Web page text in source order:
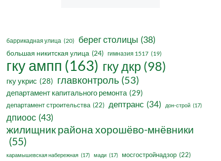
баррикадная улица (20) берег столицы (38)
большая никитская улица (24) гимназия 1517 (19)
гку ампп (163) гку дкр (98)
гку укрис (28) главконтроль (53)
департамент капитального ремонта (29)
департамент строительства (22) дептранс (34) дон-строй (17)
дпиоос (43)
жилищник района хорошёво-мнёвники
(55)
карамышевская набережная (17) мади (17) мосгостройнадзор (22)